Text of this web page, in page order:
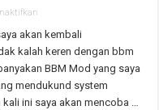
Mod
2.3
Transparan
APK
Terbaru
(Clone)
akan kembali
kalah keren dengan bbm
BBM Mod yang saya
mendukund system
ini saya akan mencoba …